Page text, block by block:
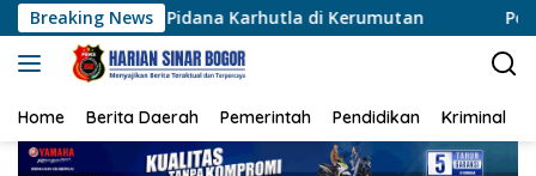
Langsung
ke
konten
Breaking News
Karhutla di Kerumutan Polsek Karawaci
Home Berita Daerah Pemerintah Pendidikan Kriminal